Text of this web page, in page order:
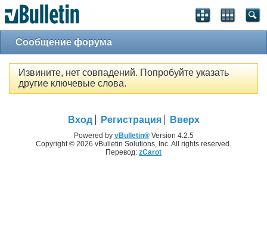
Сообщение форума
Извините, нет совпадений. Попробуйте указать
другие ключевые слова.
Вход Регистрация Вверх
Powered by vBulletin®Version 4.2.5
Copyright © 2026 vBulletin Solutions, Inc. All rights reserved.
Перевод: zCarot